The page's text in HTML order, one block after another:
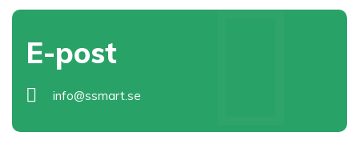
E-post
info@ssmart.se